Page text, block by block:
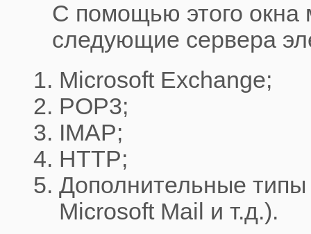
С помощью этого окна
следующие сервера
Microsoft Exchange;
POP3;
IMAP;
HTTP;
Дополнительные типы
Microsoft Mail и т.д.).